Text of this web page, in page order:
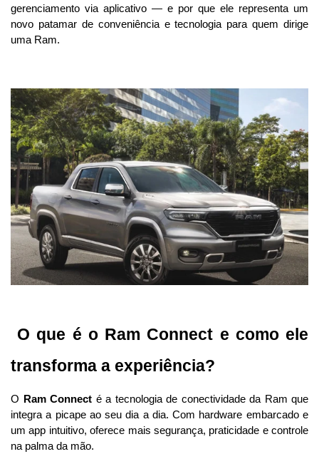
gerenciamento via aplicativo — e por que ele representa um
novo patamar de conveniência e tecnologia para quem dirige
uma Ram.
O que é o Ram Connect e como ele
transforma a experiência?
O Ram Connect é a tecnologia de conectividade da Ram que
integra a picape ao seu dia a dia. Com hardware embarcado e
um app intuitivo, oferece mais segurança, praticidade e controle
na palma da mão.